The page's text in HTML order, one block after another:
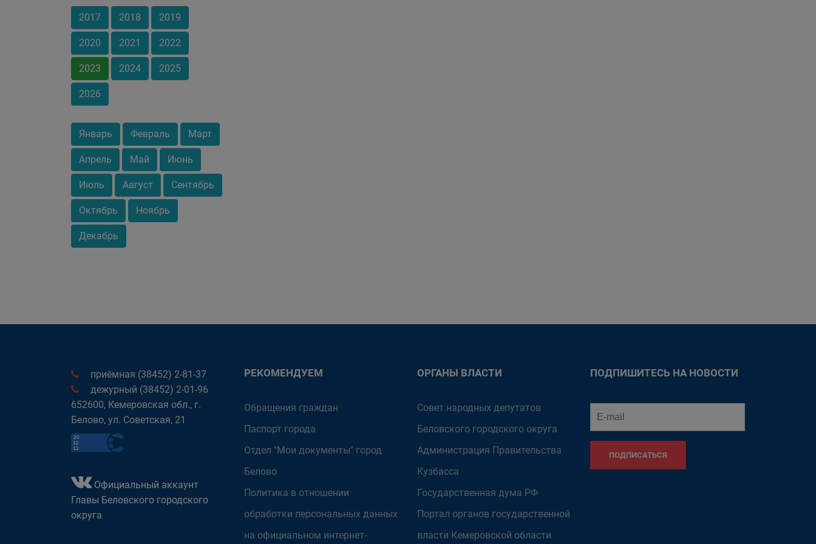
2017 2018 2019
2020 2021 2022
2023 2024 2025
2026
Январь Февраль Март
Апрель Май Июнь
Июль Август Сентябрь
Октябрь Ноябрь
Декабрь
приёмная (38452) 2-81-37
дежурный (38452) 2-01-96
652600, Кемеровская обл., г.
Белово, ул. Советская, 21
Официальный аккаунт
Главы Беловского городского
округа
РЕКОМЕНДУЕМ
Обращения граждан
Паспорт города
Отдел "Мои документы" город
Белово
Политика в отношении
обработки персональных данных
на официальном интернет-
ОРГАНЫ ВЛАСТИ
Совет народных депутатов
Беловского городского округа
Администрация Правительства
Кузбасса
Государственная дума РФ
Портал органов государственной
власти Кемеровской области
ПОДПИШИТЕСЬ НА НОВОСТИ
ПОДПИСАТЬСЯ